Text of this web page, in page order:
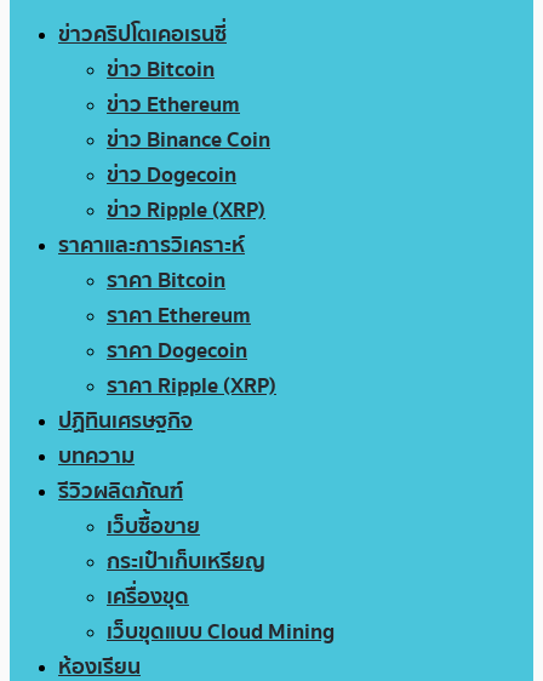
ข่าวคริปโตเคอเรนซี่
ข่าว Bitcoin
ข่าว Ethereum
ข่าว Binance Coin
ข่าว Dogecoin
ข่าว Ripple (XRP)
ราคาและการวิเคราะห์
ราคา Bitcoin
ราคา Ethereum
ราคา Dogecoin
ราคา Ripple (XRP)
ปฏิทินเศรษฐกิจ
บทความ
รีวิวผลิตภัณฑ์
เว็บซื้อขาย
กระเป๋าเก็บเหรียญ
เครื่องขุด
เว็บขุดแบบ Cloud Mining
ห้องเรียน